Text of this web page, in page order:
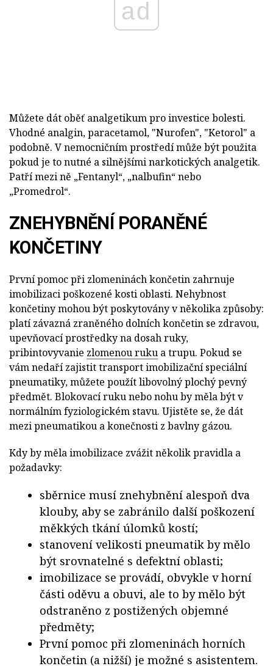
ad
Můžete dát oběť analgetikum pro investice bolesti.
Vhodné analgin, paracetamol, "Nurofen", "Ketorol" a
podobně. V nemocničním prostředí může být použita
pokud je to nutné a silnějšími narkotických analgetik.
Patří mezi ně „Fentanyl“, „nalbufin“ nebo
„Promedrol“.
ZNEHYBNĚNÍ PORANĚNÉ
KONČETINY
První pomoc při zlomeninách končetin zahrnuje
imobilizaci poškozené kosti oblasti. Nehybnost
končetiny mohou být poskytovány v několika způsoby:
platí závazná zraněného dolních končetin se zdravou,
upevňovací prostředky na dosah ruky,
pribintovyvanie zlomenou ruku a trupu. Pokud se
vám nedaří zajistit transport imobilizační speciální
pneumatiky, můžete použít libovolný plochý pevný
předmět. Blokovací ruku nebo nohu by měla být v
normálním fyziologickém stavu. Ujistěte se, že dát
mezi pneumatikou a konečnosti z bavlny gázou.
Kdy by měla imobilizace zvážit několik pravidla a
požadavky:
sběrnice musí znehybnění alespoň dva
klouby, aby se zabránilo další poškození
měkkých tkání úlomků kostí;
stanovení velikosti pneumatik by mělo
být srovnatelné s defektní oblasti;
imobilizace se provádí, obvykle v horní
části oděvu a obuvi, ale to by mělo být
odstraněno z postižených objemné
předměty;
První pomoc při zlomeninách horních
končetin (a nižší) je možné s asistentem.